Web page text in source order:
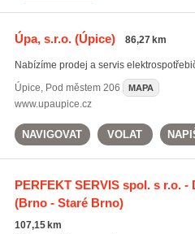
Úpa, s.r.o.(Úpice) 86,27 km
Nabízíme prodej a servis
Úpice, Pod městem 206 MAPA
www.upaupice.cz
NAVIGOVAT VOLAT
PERFEKT SERVIS spol. s r.o.
(Brno - Staré Brno)
107,15 km